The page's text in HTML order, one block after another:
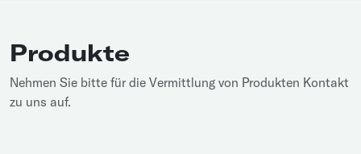
Produkte
Nehmen Sie bitte für die Vermittlung von Produkten Kontakt
zu uns auf.